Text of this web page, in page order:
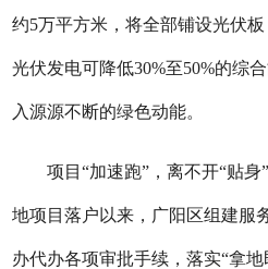
约5万平方米，将全部铺设光伏
光伏发电可降低30%至50%的综
入源源不断的绿色动能。
项目“加速跑”，离不开“贴身”
地项目落户以来，广阳区组建服
办代办各项审批手续，落实“拿